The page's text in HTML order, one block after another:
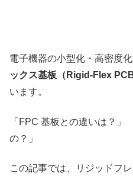
電子機器の小型化・高密度
ックス基板（Rigid-Flex PCB
います。
「FPC 基板との違いは？」
の？」
この記事では、リジッドフ